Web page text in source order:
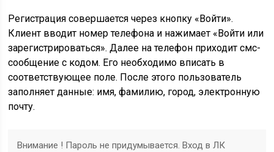
Регистрация совершается через кнопку «Войти».
Клиент вводит номер телефона и нажимает «Войти или
зарегистрироваться». Далее на телефон приходит смс-
сообщение с кодом. Его необходимо вписать в
соответствующее поле. После этого пользователь
заполняет данные: имя, фамилию, город, электронную
почту.
Внимание ! Пароль не придумывается. Вход в ЛК